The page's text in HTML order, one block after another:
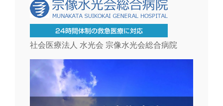
社会医療法人 水光会 宗像水光会総合病院